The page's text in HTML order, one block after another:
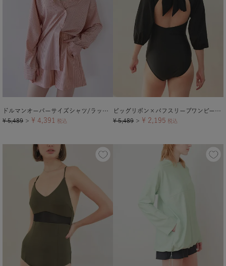
ドルマンオーバーサイズシャツ/ラッシュガード【メール便可／100】
¥ 5,489 ＞ ¥ 4,391 税込
ビッグリボン×パフスリーブワンピース/水着
¥ 5,489 ＞ ¥ 2,195 税込